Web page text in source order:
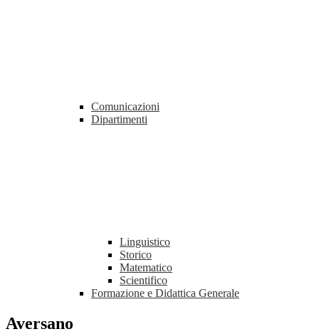
Comunicazioni
Dipartimenti
Linguistico
Storico
Matematico
Scientifico
Formazione e Didattica Generale
Aversano